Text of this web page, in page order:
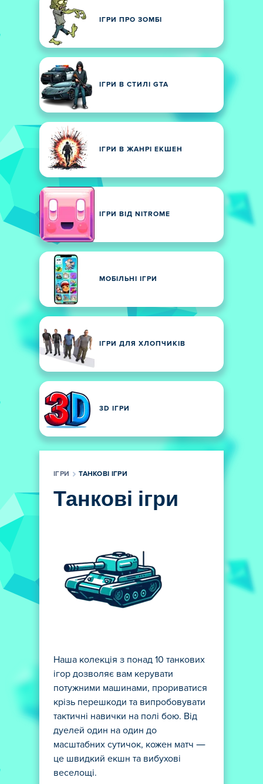
ІГРИ ПРО ЗОМБІ
ІГРИ В СТИЛІ GTA
ІГРИ В ЖАНРІ ЕКШЕН
ІГРИ ВІД NITROME
МОБІЛЬНІ ІГРИ
ІГРИ ДЛЯ ХЛОПЧИКІВ
3D ІГРИ
ІГРИ ТАНКОВІ ІГРИ
Танкові ігри
Наша колекція з понад 10 танкових
ігор дозволяє вам керувати
потужними машинами, прориватися
крізь перешкоди та випробовувати
тактичні навички на полі бою. Від
дуелей один на один до
масштабних сутичок, кожен матч —
це швидкий екшн та вибухові
веселощі.